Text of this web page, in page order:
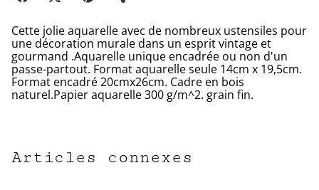
Cette jolie aquarelle avec de nombreux ustensiles pour
une décoration murale dans un esprit vintage et
gourmand .Aquarelle unique encadrée ou non d'un
passe-partout. Format aquarelle seule 14cm x 19,5cm.
Format encadré 20cmx26cm. Cadre en bois
naturel.Papier aquarelle 300 g/m^2. grain fin.
Articles connexes